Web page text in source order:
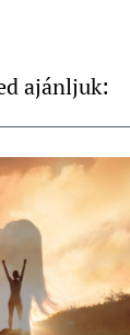
ajánljuk: